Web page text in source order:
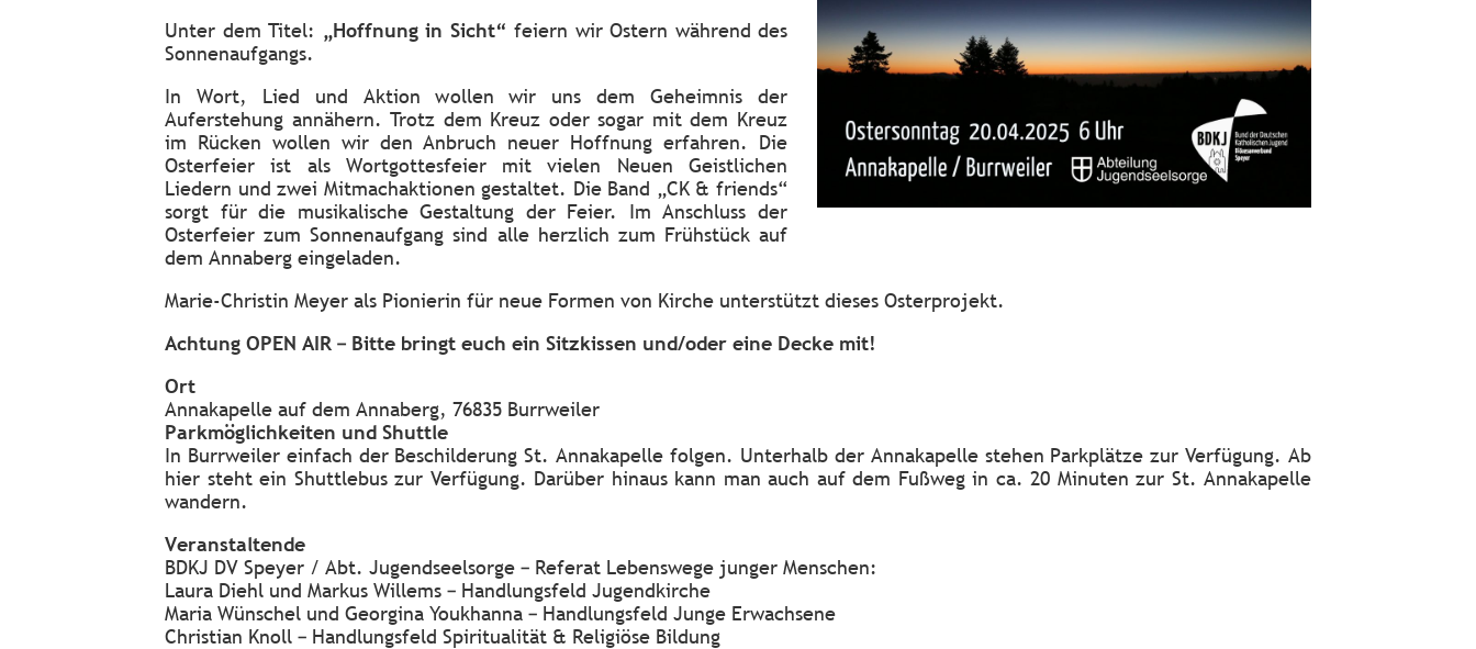
Unter dem Titel: „Hoffnung in Sicht“ feiern wir Ostern während des
Sonnenaufgangs.
In Wort, Lied und Aktion wollen wir uns dem Geheimnis der
Auferstehung annähern. Trotz dem Kreuz oder sogar mit dem Kreuz
im Rücken wollen wir den Anbruch neuer Hoffnung erfahren. Die
Osterfeier ist als Wortgottesfeier mit vielen Neuen Geistlichen
Liedern und zwei Mitmachaktionen gestaltet. Die Band „CK & friends“
sorgt für die musikalische Gestaltung der Feier. Im Anschluss der
Osterfeier zum Sonnenaufgang sind alle herzlich zum Frühstück auf
dem Annaberg eingeladen.
Marie-Christin Meyer als Pionierin für neue Formen von Kirche unterstützt dieses Osterprojekt.
Achtung OPEN AIR – Bitte bringt euch ein Sitzkissen und/oder eine Decke mit!
Ort
Annakapelle auf dem Annaberg, 76835 Burrweiler
Parkmöglichkeiten und Shuttle
In Burrweiler einfach der Beschilderung St. Annakapelle folgen. Unterhalb der Annakapelle stehen Parkplätze zur Verfügung. Ab
hier steht ein Shuttlebus zur Verfügung. Darüber hinaus kann man auch auf dem Fußweg in ca. 20 Minuten zur St. Annakapelle
wandern.
Veranstaltende
BDKJ DV Speyer / Abt. Jugendseelsorge – Referat Lebenswege junger Menschen:
Laura Diehl und Markus Willems – Handlungsfeld Jugendkirche
Maria Wünschel und Georgina Youkhanna – Handlungsfeld Junge Erwachsene
Christian Knoll – Handlungsfeld Spiritualität & Religiöse Bildung